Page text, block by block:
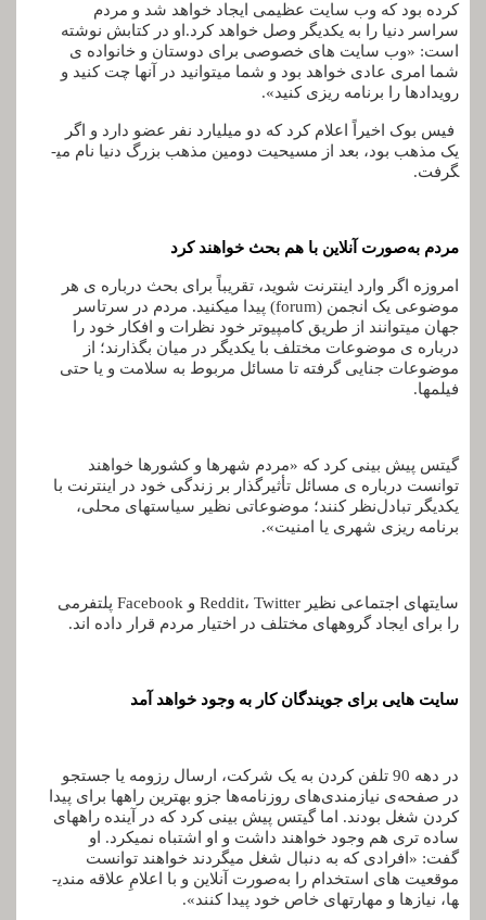
کرده بود که وب‌ سایت عظیمی ایجاد خواهد شد و مردم
سراسر دنیا را به یکدیگر وصل خواهد کرد.او در کتابش نوشته
است: «وب ‌سایت ‌های خصوصی برای دوستان و خانواده­ ی
شما امری عادی خواهد بود و شما می­توانید در آن­ها چت کنید و
رویدادها را برنامه­ ریزی کنید».
فیس‌ بوک اخیراً اعلام کرد که دو میلیارد نفر عضو دارد و اگر
یک مذهب بود، بعد از مسیحیت دومین مذهب بزرگ دنیا نام می­
گرفت.
مردم به‌صورت آنلاین با هم بحث خواهند کرد
امروزه اگر وارد اینترنت شوید، تقریباً برای بحث درباره­ ی هر
موضوعی یک انجمن (forum) پیدا می­کنید. مردم در سرتاسر
جهان می­توانند از طریق کامپیوتر خود نظرات و افکار خود را
درباره­ ی موضوعات مختلف با یکدیگر در میان بگذارند؛ از
موضوعات جنایی گرفته تا مسائل مربوط به سلامت و یا حتی
فیلم­ها.
گیتس پیش­ بینی کرد که «مردم شهرها و کشورها خواهند
توانست درباره ­ی مسائل تأثیرگذار بر زندگی خود در اینترنت با
یکدیگر تبادل‌نظر کنند؛ موضوعاتی نظیر سیاست­های محلی،
برنامه­ ریزی شهری یا امنیت».
سایت­های اجتماعی نظیر Reddit، Twitter و Facebook پلتفرمی
را برای ایجاد گروه­های مختلف در اختیار مردم قرار داده­ اند.
سایت­ هایی برای جویندگان کار به وجود خواهد آمد
در دهه­ 90 تلفن کردن به یک شرکت، ارسال رزومه یا جستجو
در صفحه‌ی نیازمندی‌های روزنامه‌ها جزو بهترین راه­ها برای پیدا
کردن شغل بودند. اما گیتس پیش ­بینی کرد که در آینده راه­های
ساده­ تری هم وجود خواهند داشت و او اشتباه نمی­کرد. او
گفت: «افرادی که به دنبال شغل می­گردند خواهند توانست
موقعیت­ های استخدام را به‌صورت آنلاین و با اعلامِ علاقه­ مندی­
ها، نیازها و مهارت­های خاص خود پیدا کنند».